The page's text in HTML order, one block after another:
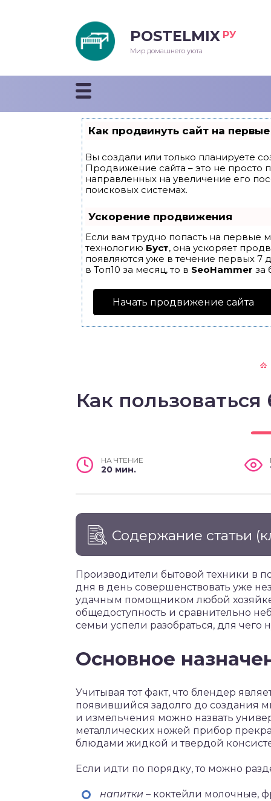
POSTELMIX РУ
Мир домашнего уюта
Как продвинуть сайт на
Вы создали или только планируете
Продвижение сайта – это не просто
направленных на увеличение его
поисковых системах.
Ускорение продвижения
Если вам трудно попасть на первые
технологию Буст, она ускоряет
появляются уже в течение первых 7
в Топ10 за месяц, то в SeoHammer за
Начать продвижение сайта
Как
НА ЧТЕНИЕ
20 мин.
Содержание статьи
Производители бытовой техники в
дня в день совершенствовать уже
удачным помощником любой
общедоступность и сравнительно
семьи успели разобраться, для чего
Основное
Учитывая тот факт, что блендер
появившийся задолго до создания
и измельчения можно назвать
металлических ножей прибор
блюдами жидкой и твердой
Если идти по порядку, то можно
напитки – коктейли молочные,